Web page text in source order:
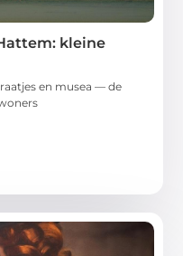
kleine
en musea — de